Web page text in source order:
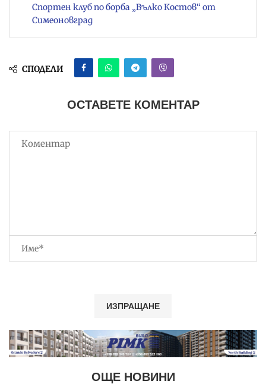
Спортен клуб по борба „Вълко Костов“ от
Симеоновград
СПОДЕЛИ
ОСТАВЕТЕ КОМЕНТАР
ОЩЕ НОВИНИ